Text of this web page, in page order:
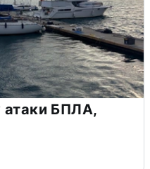
атаки БПЛА,